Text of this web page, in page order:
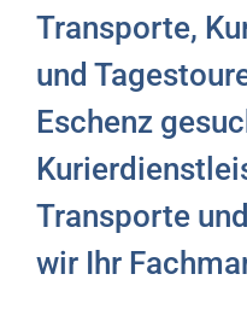
Transporte,
und
Eschenz
Transporte
wir Ihr